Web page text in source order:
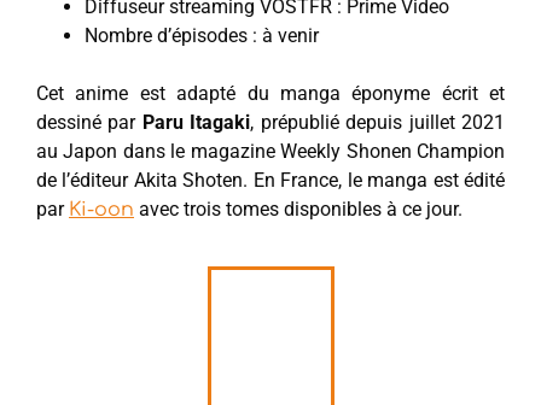
Diffuseur streaming VOSTFR : Prime Video
Nombre d’épisodes : à venir
Cet anime est adapté du manga éponyme écrit et
dessiné par Paru Itagaki, prépublié depuis juillet 2021
au Japon dans le magazine Weekly Shonen Champion
de l’éditeur Akita Shoten. En France, le manga est édité
par Ki-oon avec trois tomes disponibles à ce jour.